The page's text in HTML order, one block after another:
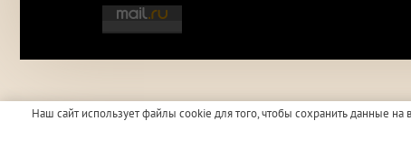
Наш сайт использует файлы cookie для того, чтобы сохранить данные